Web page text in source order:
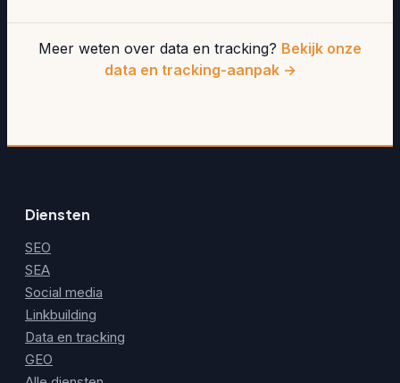
Meer weten over data en tracking? Bekijk onze
data en tracking-aanpak →
Diensten
SEO
SEA
Social media
Linkbuilding
Data en tracking
GEO